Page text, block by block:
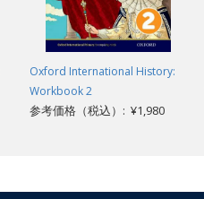
Oxford International History:
Workbook 2
参考価格（税込）: ¥1,980